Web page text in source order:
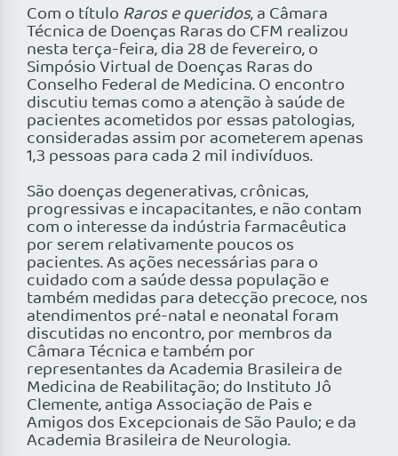
Com o título Raros e queridos, a Câmara
Técnica de Doenças Raras do CFM realizou
nesta terça-feira, dia 28 de fevereiro, o
Simpósio Virtual de Doenças Raras do
Conselho Federal de Medicina. O encontro
discutiu temas como a atenção à saúde de
pacientes acometidos por essas patologias,
consideradas assim por acometerem apenas
1,3 pessoas para cada 2 mil indivíduos.
São doenças degenerativas, crônicas,
progressivas e incapacitantes, e não contam
com o interesse da indústria farmacêutica
por serem relativamente poucos os
pacientes. As ações necessárias para o
cuidado com a saúde dessa população e
também medidas para detecção precoce, nos
atendimentos pré-natal e neonatal foram
discutidas no encontro, por membros da
Câmara Técnica e também por
representantes da Academia Brasileira de
Medicina de Reabilitação; do Instituto Jô
Clemente, antiga Associação de Pais e
Amigos dos Excepcionais de São Paulo; e da
Academia Brasileira de Neurologia.